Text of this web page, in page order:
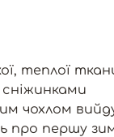
теплої
сніжинками
чохлом
про першу